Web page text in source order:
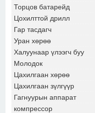
Торцов батарейд
Цохилттой дрилл
Гар тасдагч
Уран хөрөө
Халуунаар үлээгч буу
Молодок
Цахилгаан хөрөө
Цахилгаан зүлгүүр
Гагнуурын аппарат
компрессор